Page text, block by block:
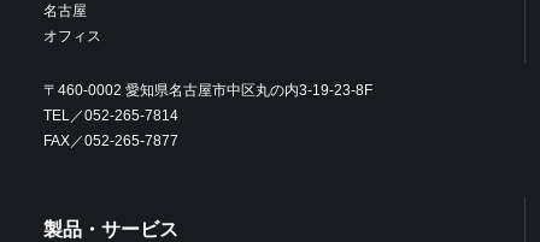
名古屋
オフィス
〒460-0002 愛知県名古屋市中区丸の内3-19-23-8F
TEL／052-265-7814
FAX／052-265-7877
製品・サービス